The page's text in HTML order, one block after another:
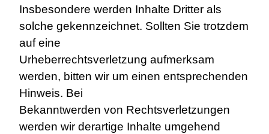
Insbesondere werden Inhalte Dritter als
solche gekennzeichnet. Sollten Sie trotzdem
auf eine
Urheberrechtsverletzung aufmerksam
werden, bitten wir um einen entsprechenden
Hinweis. Bei
Bekanntwerden von Rechtsverletzungen
werden wir derartige Inhalte umgehend